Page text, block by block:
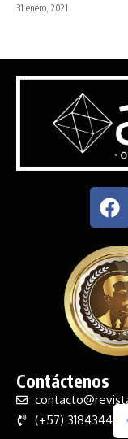
31 enero, 2021
Contáctenos
(+57)